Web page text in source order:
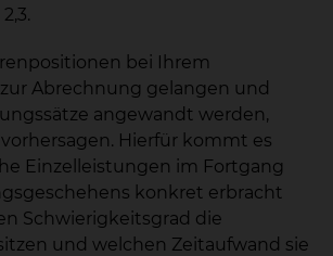
bei Ihrem
Abrechnung gelangen und
angewandt werden,
Hierfür kommt es
Einzelleistungen im Fortgang
konkret erbracht
Schwierigkeitsgrad die
und welchen Zeitaufwand sie